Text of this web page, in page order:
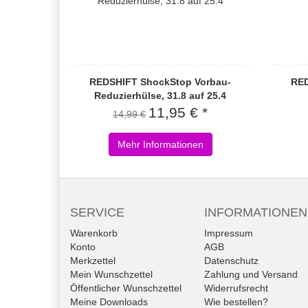
REDSHIFT ShockStop Vorbau-
Reduzierhülse, 31.8 auf 25.4
14,99 € 11,95 € *
Mehr Informationen
SERVICE
Warenkorb
Konto
Merkzettel
Mein Wunschzettel
Öffentlicher Wunschzettel
Meine Downloads
INFORMATIONEN
Impressum
AGB
Datenschutz
Zahlung und Versand
Widerrufsrecht
Wie bestellen?